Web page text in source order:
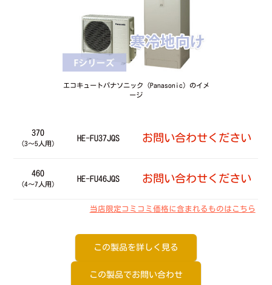
エコキュートパナソニック（Panasonic）のイメ
ージ
370
（3～5人用）
HE-FU37JQS お問い合わせください
460
（4～7人用）
HE-FU46JQS お問い合わせください
当店限定コミコミ価格に含まれるものはこちら
この製品を詳しく見る
この製品でお問い合わせ